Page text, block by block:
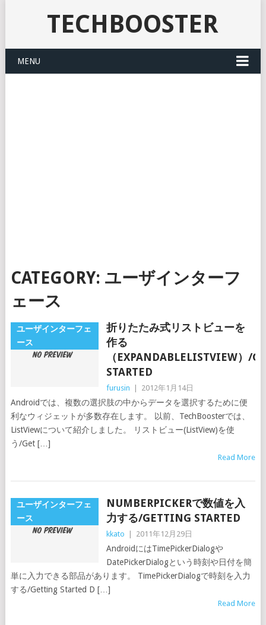
TECHBOOSTER
MENU
CATEGORY: ユーザインターフ
ェース
ユーザインターフェ
ース
折りたたみ式リストビューを
作る
（EXPANDABLELISTVIEW）/
STARTED
furusin 2012年1月14日
Androidでは、複数の選択肢の中からデータを選択するために便
利なウィジェットが多数存在します。 以前、TechBoosterでは、
ListViewについて紹介しました。 リストビュー(ListView)を使
う/Get […]
Read More
ユーザインターフェ
ース
NUMBERPICKERで数値を入
力する/GETTING STARTED
kkato 2011年12月29日
AndroidにはTimePickerDialogや
DatePickerDialogという時刻や日付を簡
単に入力できる部品があります。 TimePickerDialogで時刻を入力
する/Getting Started D […]
Read More